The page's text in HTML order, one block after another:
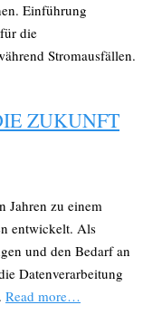
Einführung
die
Stromausfällen.
ZUKUNFT
Jahren zu einem
entwickelt. Als
und den Bedarf an
Datenverarbeitung
Read more…